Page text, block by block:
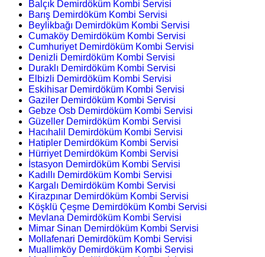
Balçık Demirdöküm Kombi Servisi
Barış Demirdöküm Kombi Servisi
Beylikbağı Demirdöküm Kombi Servisi
Cumaköy Demirdöküm Kombi Servisi
Cumhuriyet Demirdöküm Kombi Servisi
Denizli Demirdöküm Kombi Servisi
Duraklı Demirdöküm Kombi Servisi
Elbizli Demirdöküm Kombi Servisi
Eskihisar Demirdöküm Kombi Servisi
Gaziler Demirdöküm Kombi Servisi
Gebze Osb Demirdöküm Kombi Servisi
Güzeller Demirdöküm Kombi Servisi
Hacıhalil Demirdöküm Kombi Servisi
Hatipler Demirdöküm Kombi Servisi
Hürriyet Demirdöküm Kombi Servisi
İstasyon Demirdöküm Kombi Servisi
Kadıllı Demirdöküm Kombi Servisi
Kargalı Demirdöküm Kombi Servisi
Kirazpınar Demirdöküm Kombi Servisi
Köşklü Çeşme Demirdöküm Kombi Servisi
Mevlana Demirdöküm Kombi Servisi
Mimar Sinan Demirdöküm Kombi Servisi
Mollafenari Demirdöküm Kombi Servisi
Muallimköy Demirdöküm Kombi Servisi